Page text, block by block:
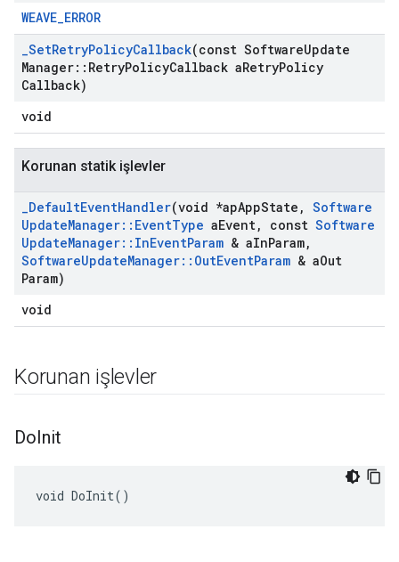
WEAVE_ERROR
_SetRetryPolicyCallback(const SoftwareUpdate
Manager:: RetryPolicyCallback aRetryPolicy
Callback)
void
Korunan statik işlevler
_DefaultEventHandler(void *apAppState , Software
UpdateManager:: EventType aEvent, const Software
UpdateManager:: InEventParam & aInParam,
SoftwareUpdateManager:: OutEventParam & aOut
Param)
void
Korunan işlevler
DoInit
void DoInit()